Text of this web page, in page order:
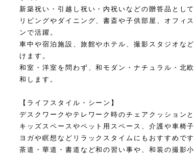
新築祝い・引越し祝い・内祝いなどの贈答品とし
リビングやダイニング、書斎や子供部屋、オフィ
ンで活躍。
車中や宿泊施設、旅館やホテル、撮影スタジオな
けます。
和室・洋室を問わず、和モダン・ナチュラル・北
和します。
【ライフスタイル・シーン】
デスクワークやテレワーク時のチェアクッション
キッズスペースやペット用スペース、介護や車椅
ヨガや瞑想などリラックスタイムにもおすすめです
茶道・華道・書道など和の習い事や、和装の撮影